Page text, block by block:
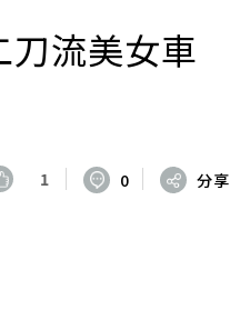
流美女車
1 0 分享